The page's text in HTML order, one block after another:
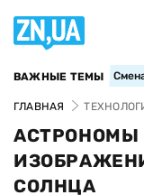
ВАЖНЫЕ ТЕМЫ
ГЛАВНАЯ
АСТРОНОМЫ
СОЛНЦА